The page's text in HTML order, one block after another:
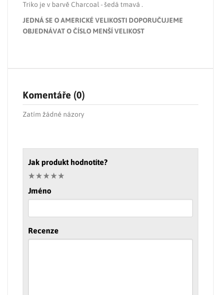
Triko je v barvě Charcoal - šedá tmavá .
JEDNÁ SE O AMERICKÉ VELIKOSTI DOPORUČUJEME
OBJEDNÁVAT O ČÍSLO MENŠÍ VELIKOST
Komentáře (0)
Zatím žádné názory
Jak produkt hodnotíte?
Jméno
Recenze